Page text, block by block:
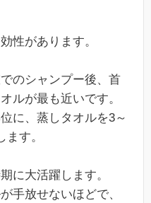
性があります。
のシャンプー後、首
ルが最も近いです。
に、蒸しタオルを3～
す。
に大活躍します。
手放せないほどで、